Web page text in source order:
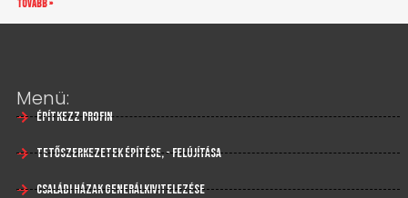
tovább »
Menü:
Építkezz profin
Tetőszerkezetek építése, - felújítása
Családi házak generálkivitelezése